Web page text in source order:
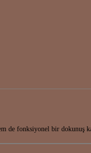
de fonksiyonel bir dokunuş